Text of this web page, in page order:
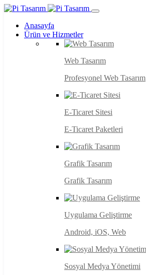
Anasayfa
Ürün ve Hizmetler
Web Tasarım
Profesyonel Web Tasarım
E-Ticaret Sitesi
E-Ticaret Paketleri
Grafik Tasarım
Grafik Tasarım
Uygulama Geliştirme
Android, iOS, Web
Sosyal Medya Yönetimi